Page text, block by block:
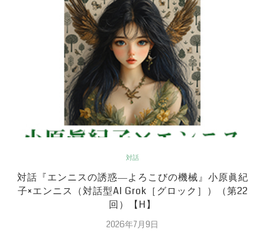
対話
対話『エンニスの誘惑―よろこびの機械』小原眞紀
子×エンニス（対話型AI Grok［グロック］）（第22
回）【H】
2026年7月9日